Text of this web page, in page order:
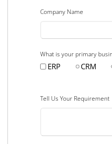
Company Name
What is your primary
ERP CRM
Tell Us Your Requirement